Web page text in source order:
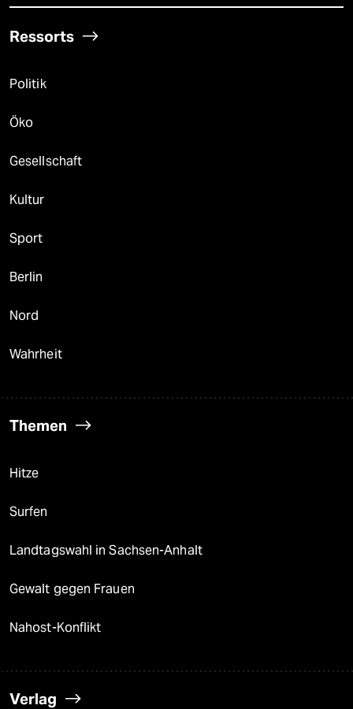
Ressorts
Politik
Öko
Gesellschaft
Kultur
Sport
Berlin
Nord
Wahrheit
Themen
Hitze
Surfen
Landtagswahl in Sachsen-Anhalt
Gewalt gegen Frauen
Nahost-Konflikt
Verlag